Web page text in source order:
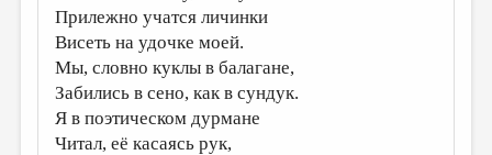
Прилежно учатся личинки
Висеть на удочке моей.
Мы, словно куклы в балагане,
Забились в сено, как в сундук.
Я в поэтическом дурмане
Читал, её касаясь рук,